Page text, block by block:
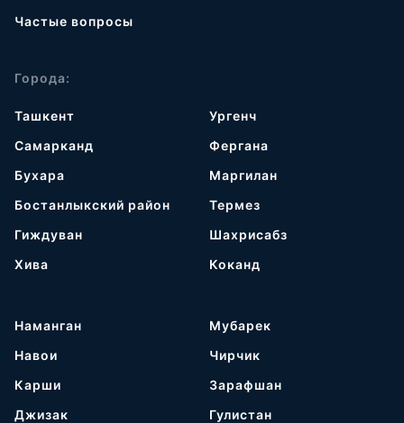
Частые вопросы
Города:
Ташкент
Самарканд
Бухара
Бостанлыкский район
Гиждуван
Хива
Ургенч
Фергана
Маргилан
Термез
Шахрисабз
Коканд
Наманган
Навои
Карши
Джизак
Мубарек
Чирчик
Зарафшан
Гулистан